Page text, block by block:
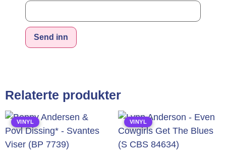
Relaterte produkter
VINYL VINYL